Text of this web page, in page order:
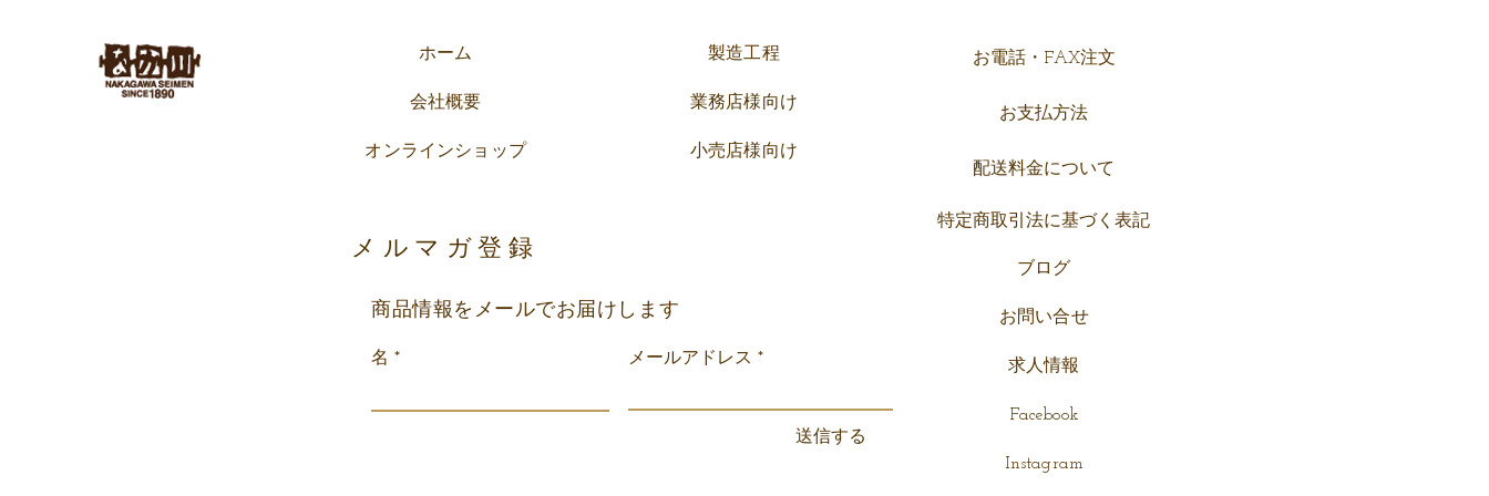
ミクロン株が心配ですが・・・
と思います。...
ホーム
会社概要
オンラインショップ
メルマガ登録
製造工程
業務店様向け
小売店様向け
商品情報をメールでお届けします
名 メールアドレス
送信する
お電話・FAX注文
お支払方法
配送料金について
特定商取引法に基づく表記
ブロ グ
お問い合せ
求人情報
Facebook
Instagram